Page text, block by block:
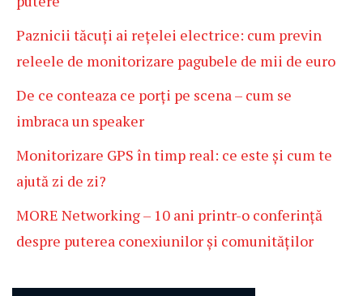
Paznicii tăcuți ai rețelei electrice: cum previn
releele de monitorizare pagubele de mii de euro
De ce conteaza ce porți pe scena – cum se
imbraca un speaker
Monitorizare GPS în timp real: ce este și cum te
ajută zi de zi?
MORE Networking – 10 ani printr-o conferință
despre puterea conexiunilor și comunităților